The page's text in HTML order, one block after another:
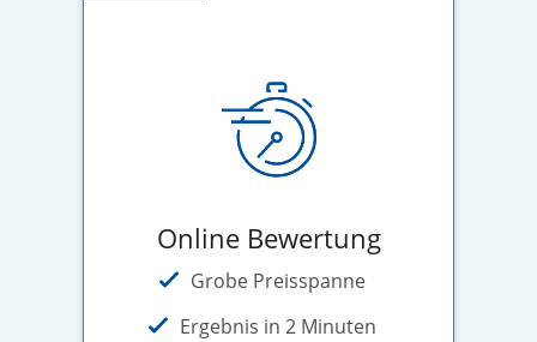
Online Bewertung
Grobe Preisspanne
Ergebnis in 2 Minuten